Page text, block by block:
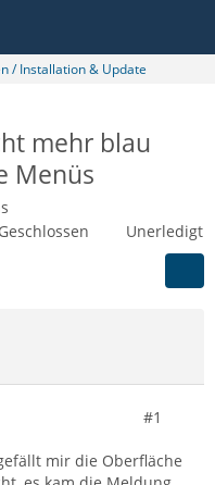
/ Installation & Update
mehr blau
Menüs
Geschlossen Unerledigt
#1
mir die Oberfläche